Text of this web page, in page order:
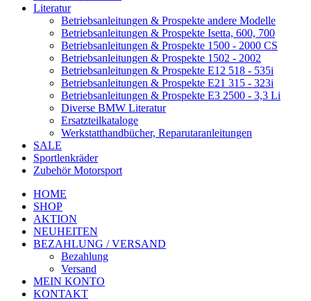
Literatur
Betriebsanleitungen & Prospekte andere Modelle
Betriebsanleitungen & Prospekte Isetta, 600, 700
Betriebsanleitungen & Prospekte 1500 - 2000 CS
Betriebsanleitungen & Prospekte 1502 - 2002
Betriebsanleitungen & Prospekte E12 518 - 535i
Betriebsanleitungen & Prospekte E21 315 - 323i
Betriebsanleitungen & Prospekte E3 2500 - 3,3 Li
Diverse BMW Literatur
Ersatzteilkataloge
Werkstatthandbücher, Reparutaranleitungen
SALE
Sportlenkräder
Zubehör Motorsport
HOME
SHOP
AKTION
NEUHEITEN
BEZAHLUNG / VERSAND
Bezahlung
Versand
MEIN KONTO
KONTAKT